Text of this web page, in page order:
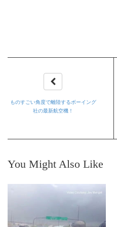
ものすごい角度で離陸するボーイング
社の最新航空機！
You Might Also Like